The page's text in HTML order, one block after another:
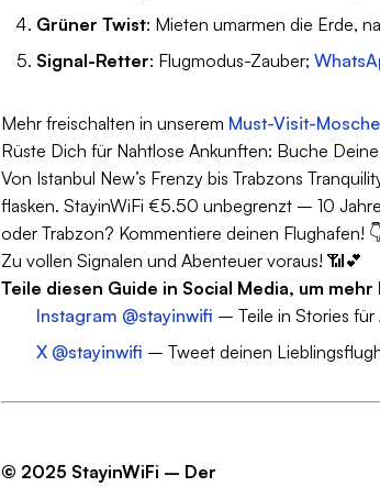
Grüner Twist: Mieten umarmen die Erde,
Signal-Retter: Flugmodus-Zauber;
Mehr freischalten in unserem Must-Visit-
Rüste Dich für Nahtlose Ankunften: Buche
Von Istanbul New’s Frenzy bis Trabzons
flasken. StayinWiFi €5.50 unbegrenzt – 10
oder Trabzon? Kommentiere deinen Flughafen!
Zu vollen Signalen und Abenteuer voraus! 📶💕
Teile diesen Guide in Social Media, um
Instagram @stayinwifi – Teile in Stories für
X @stayinwifi – Tweet deinen
© 2025 StayinWiFi – Der